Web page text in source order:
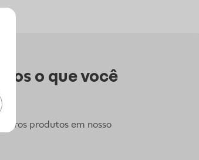
o que você
produtos em nosso